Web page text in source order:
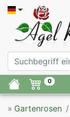
0
» Gartenrosen